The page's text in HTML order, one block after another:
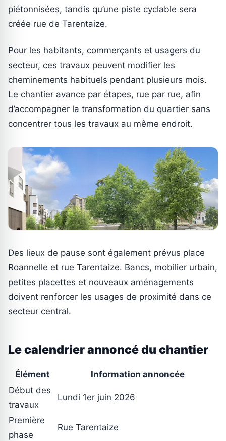
piétonnisées, tandis qu’une piste cyclable sera
créée rue de Tarentaize.
Pour les habitants, commerçants et usagers du
secteur, ces travaux peuvent modifier les
cheminements habituels pendant plusieurs mois.
Le chantier avance par étapes, rue par rue, afin
d’accompagner la transformation du quartier sans
concentrer tous les travaux au même endroit.
Des lieux de pause sont également prévus place
Roannelle et rue Tarentaize. Bancs, mobilier urbain,
petites placettes et nouveaux aménagements
doivent renforcer les usages de proximité dans ce
secteur central.
Le calendrier annoncé du chantier
Élément
Information annoncée
Début des
travaux
Lundi 1er juin 2026
Première
phase
Rue Tarentaize